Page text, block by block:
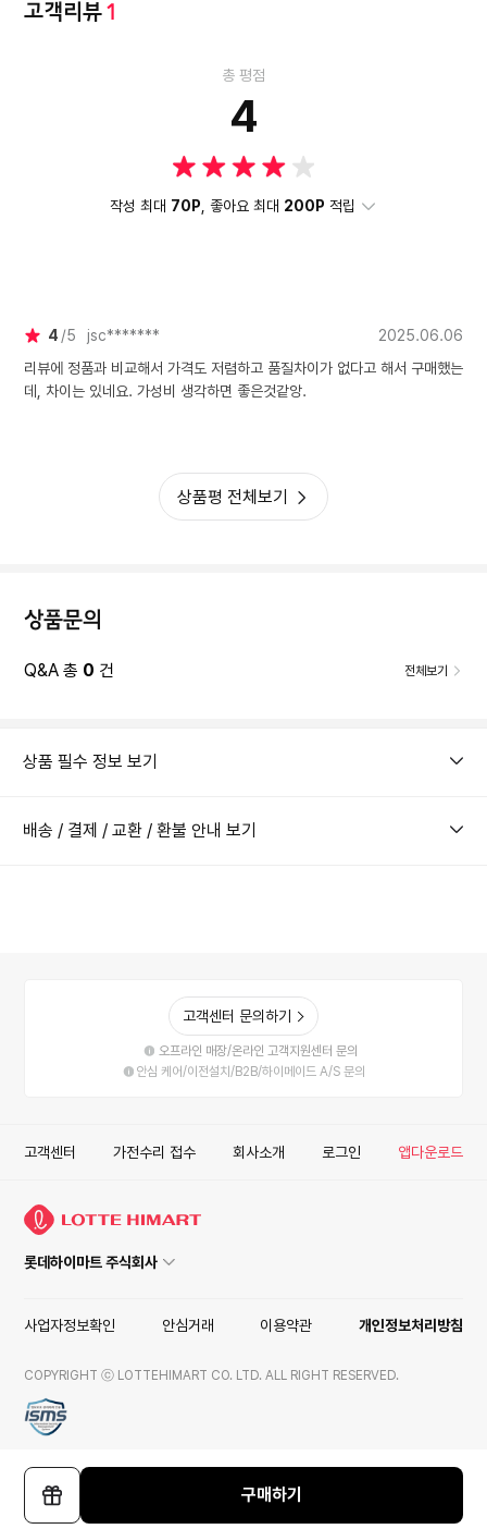
고객리뷰1
총 평점
4
작성 최대 70P , 좋아요 최대 200P 적립
4 5 jsc*******
2025.06.06
리뷰에 정품과 비교해서 가격도 저렴하고 품질차이가 없다고 해서 구매했는
데, 차이는 있네요. 가성비 생각하면 좋은것같앙.
상품평 전체보기
상품문의
Q&A 총 0 건 전체보기
상품 필수 정보 보기
배송 / 결제 / 교환 / 환불 안내 보기
선
물
구매하기
고객센터 문의하기
오프라인 매장/온라인 고객지원센터 문의
안심 케어/이전설치/B2B/하이메이드 A/S 문의
고객센터 가전수리 접수 회사소개 로그인 앱다운로드
롯데하이마트 주식회사
사업자정보확인 안심거래 이용약관 개인정보처리방침
COPYRIGHT ⓒ LOTTEHIMART CO. LTD. ALL RIGHT RESERVED.
ISMS